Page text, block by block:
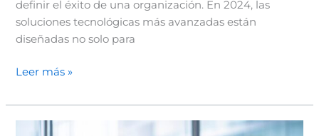
definir el éxito de una organización. En 2024, las
soluciones tecnológicas más avanzadas están
diseñadas no solo para
Leer más »